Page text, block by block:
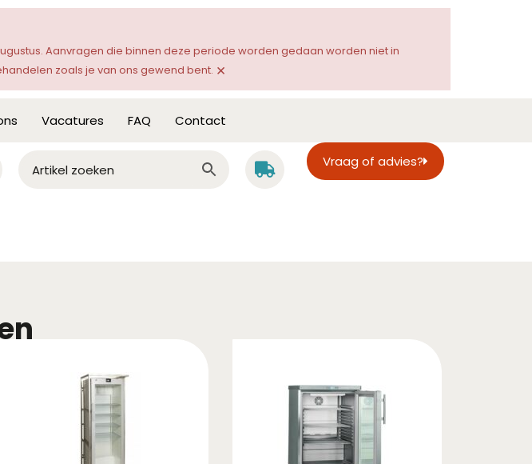
Aanvragen die binnen deze periode worden gedaan worden niet in
zoals je van ons gewend bent. ×
Vacatures FAQ Contact
Vraag of advies?